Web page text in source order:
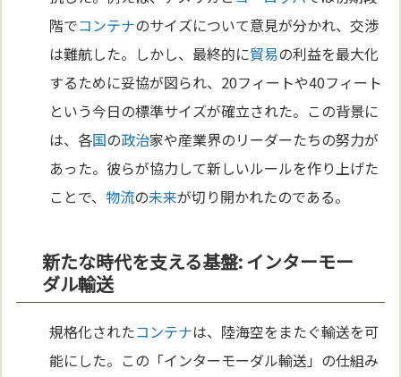
階でコンテナのサイズについて意見が分かれ、交渉
は難航した。しかし、最終的に貿易の利益を最大化
するために妥協が図られ、20フィートや40フィート
という今日の標準サイズが確立された。この背景に
は、各国の政治家や産業界のリーダーたちの努力が
あった。彼らが協力して新しいルールを作り上げた
ことで、 物流の未来が切り開かれたのである。
新たな時代を支える基盤: インターモー
ダル輸送
規格化されたコンテナは、陸海空をまたぐ輸送を可
能にした。この「インターモーダル輸送」の仕組み